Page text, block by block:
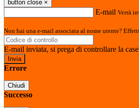
button close ×
E-mail Verrà
Non hai una e-mail associata al nome utente?
E-mail inviata, si prega di controllare la
Errore
Chiudi
Successo